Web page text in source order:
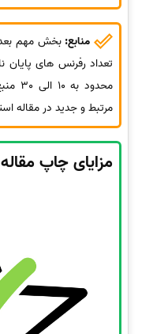
منابع:بخش مهم
تعداد رفرنس های پایان
مرتبط و جدید در مقاله
مزایای چاپ مقاله